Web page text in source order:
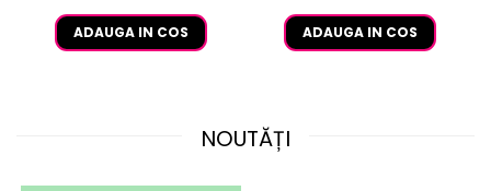
ADAUGA IN COS ADAUGA IN COS
NOUTĂȚI